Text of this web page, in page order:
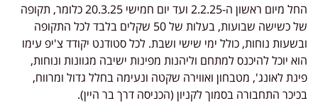
החל מיום ראשון ה-2.2.25 ועד יום חמישי 20.3.25 כלומר, תקופה
של כשישה שבועות, בעלות של 50 שקלים בלבד לכל התקופה
ובשעות נוחות, כולל ימי שישי ושבת. לכל סטודנט יקודד צ'יפ עימו
הוא יוכל להיכנס למתחם וליהנות מפינות ישיבה מגוונות ונוחות,
פינת לאונג', מטבחון ואווירה שקטה ונעימה בחלל גדול ומרווח,
בכיכר התחבורה בסמוך לקניון (הכניסה דרך בר היין).